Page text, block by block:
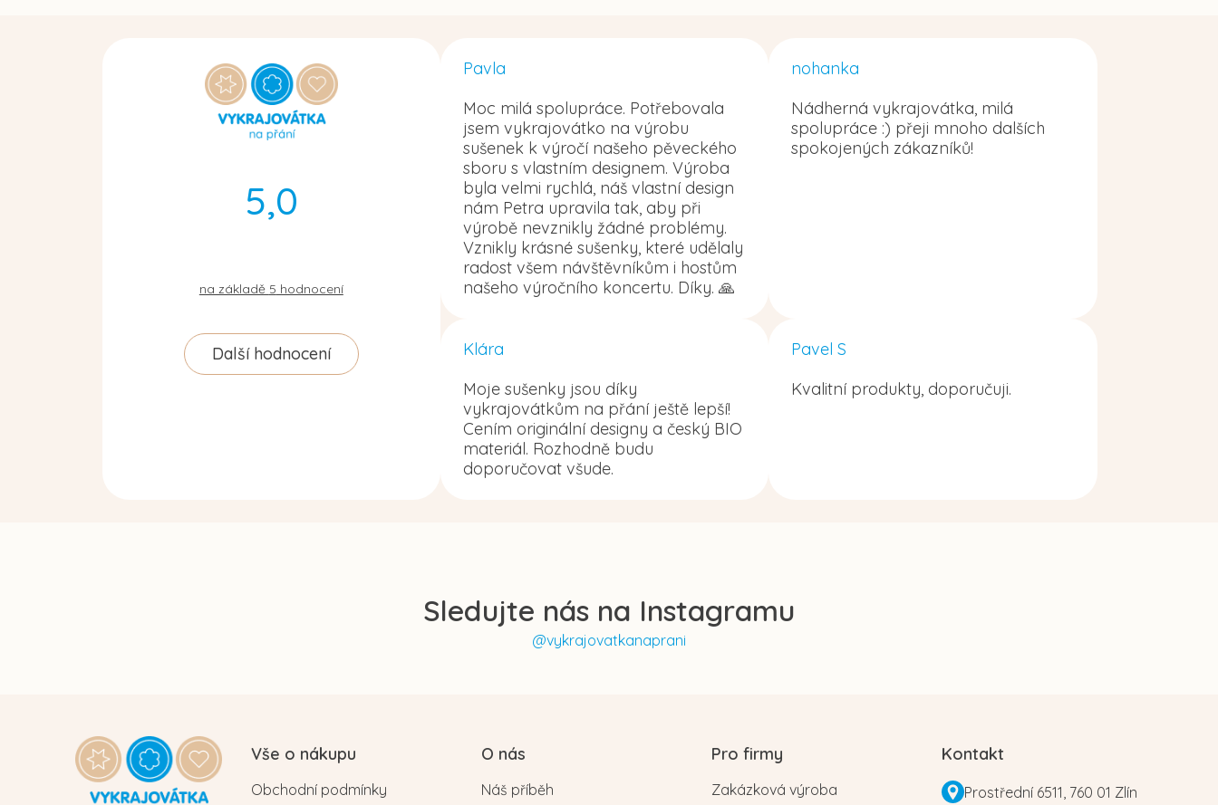
5,0
na základě 5 hodnocení
Další hodnocení
Pavla
Moc milá spolupráce. Potřebovala
jsem vykrajovátko na výrobu
sušenek k výročí našeho pěveckého
sboru s vlastním designem. Výroba
byla velmi rychlá, náš vlastní design
nám Petra upravila tak, aby při
výrobě nevznikly žádné problémy.
Vznikly krásné sušenky, které udělaly
radost všem návštěvníkům i hostům
našeho výročního koncertu. Díky. 🙏
nohanka
Nádherná vykrajovátka, milá
spolupráce :) přeji mnoho dalších
spokojených zákazníků!
Klára
Moje sušenky jsou díky
vykrajovátkům na přání ještě lepší!
Cením originální designy a český BIO
materiál. Rozhodně budu
doporučovat všude.
Pavel S
Kvalitní produkty, doporučuji.
Sledujte nás na Instagramu
@vykrajovatkanaprani
Vše o nákupu
Obchodní podmínky
O nás
Náš příběh
Pro firmy
Zakázková výroba
Kontakt
Prostřední 6511, 760 01 Zlín